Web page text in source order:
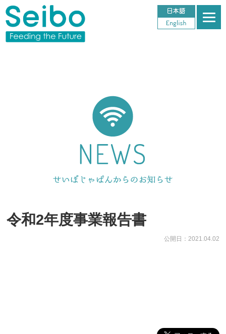
令和2年度事業報告書
公開日：2021.04.02